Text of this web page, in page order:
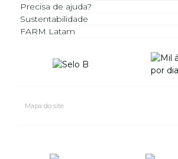
Precisa de ajuda?
Sustentabilidade
FARM Latam
Mapa do site